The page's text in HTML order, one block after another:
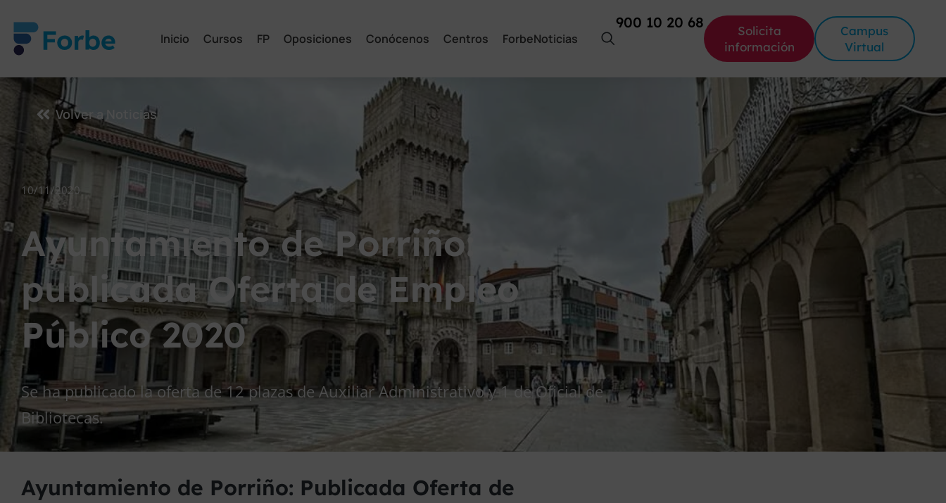
Inicio Cursos FP Oposiciones Conócenos Centros ForbeNoticias
900 10 20 68
Solicita
información
Campus
Virtual
Volver a Noticias
10/11/2020
Ayuntamiento de Porriño:
publicada Oferta de Empleo
Público 2020
Se ha publicado la oferta de 12 plazas de Auxiliar Administrativo y 1 de Oficial de
Bibliotecas.
Ayuntamiento de Porriño: Publicada Oferta de